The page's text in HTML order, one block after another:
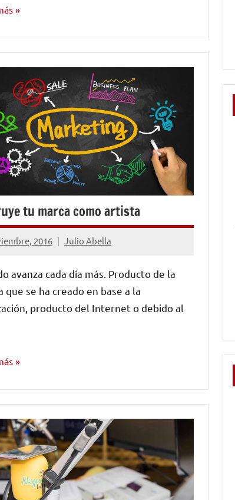
tu marca como artista
2016 Julio Abella
avanza cada día más. Producto de la
que se ha creado en base a la
producto del Internet o debido al